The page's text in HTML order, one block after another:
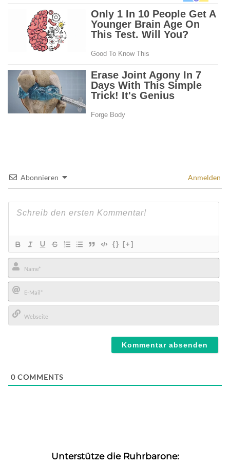
Abonnieren Anmelden
{} [+]
Name*
E-
Mail*
0 COMMENTS
Unterstütze die Ruhrbarone: